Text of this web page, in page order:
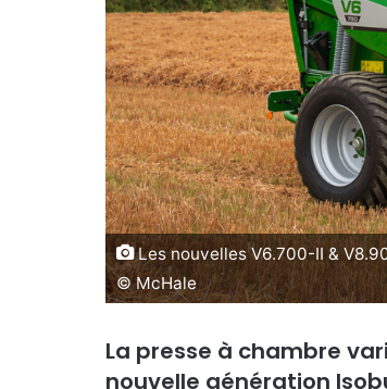
Les nouvelles V6.700-II &
© McHale
La presse à chambre
nouvelle génération